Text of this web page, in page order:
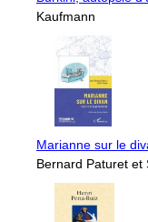
Kaufmann
Marianne sur le
Bernard Paturet et